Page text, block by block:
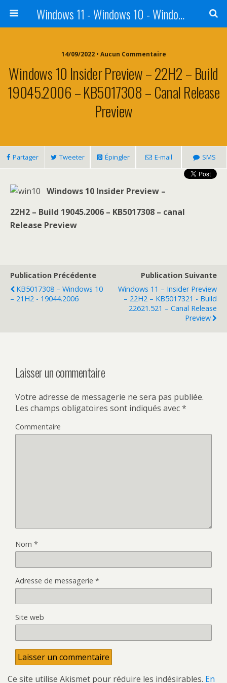
Windows 11 - Windows 10 - Windows 8 - Windows 7 - VISTA
14/09/2022 • Aucun Commentaire
Windows 10 Insider Preview – 22H2 – Build
19045.2006 – KB5017308 – Canal Release
Preview
Partager Tweeter Épingler E-mail SMS
Windows 10 Insider Preview –
22H2 – Build 19045.2006 – KB5017308 – canal
Release Preview
Publication Précédente
KB5017308 – Windows 10
– 21H2 - 19044.2006
Publication Suivante
Windows 11 – Insider Preview
– 22H2 – KB5017321 - Build
22621.521 – Canal Release
Preview
Laisser un commentaire
Votre adresse de messagerie ne sera pas publiée.
Les champs obligatoires sont indiqués avec*
Commentaire
Nom *
Adresse de messagerie *
Site web
Ce site utilise Akismet pour réduire les indésirables. En